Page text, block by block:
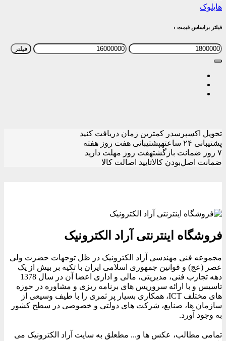
هایلوک
فیلتر براساس قیمت :
حداقل
حداکثر
فیلتر
تحویل اکسپرسدر کمترین زمان دریافت کنید
پشتیبانی ۲۴ ساعته
پشتیبانی هفت روز هفته
۷ روز ضمانت بازگشت
هفت روز مهلت دارید
ضمانت اصل‌بودن کالاتایید اصالت کالا
فروشگاه اینترنتی آراد الکترونیک
مجموعه فنی مهندسی آراد الکترونیک در ظل توجهات حضرت ولی
عصر (عج) و قوانین جمهوری اسلامی ایران با تکیه بر بیش از یک
دهه تجارب فنی، مدیریتی، مالی و اداری اعضا آن در سال 1378
تاسیس و با ارائه سروریس های برنامه ریزی و مشاوره در حوزه
های مختلف ICT، همکاری بسیار پر ثمری را با طیف وسیعی از
سازمان ها، صنایع، شرکت های دولتی و خصوصی در سطح کشور
به وجود آورد.
تمامی مطالب، عکس ها و... مطعلق به سایت آراد الکترونیک می